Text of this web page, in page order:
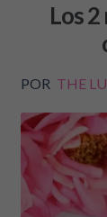
Los
POR THE